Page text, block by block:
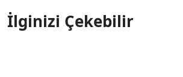
İlginizi Çekebilir